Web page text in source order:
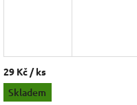
29 Kč / ks
Měrná
cena:
Skladem